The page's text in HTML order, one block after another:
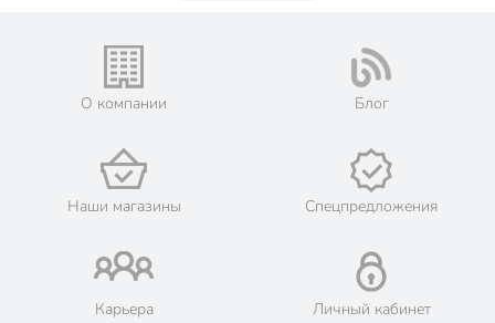
🎁 Бонусная система. Максимальный кэшбэк до 1801
бонусного рубля, 1 бонусный балл = 1 рубль.
📦 Быстрая доставка. Самовывоз от 60 минут, доставка - от 1-
🛒 Бесплатный самовывоз из магазинов города Борисоглебск.
Жители Воронежской области могут сделать заказ и оплатить
его онлайн на официальном сайте сети магазинов Порядок.
Мы предлагаем бесплатную курьерскую доставку для товара
как: Поворино, Новохопёрск, Урюпинск.
💳 Оплата: онлайн на сайте интернет-гипермаркета или
наличными при получении.
О компании Блог
Наши магазины Спецпредложения
Карьера Личный кабинет